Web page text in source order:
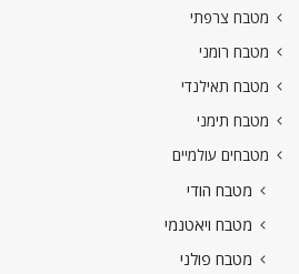
מטבח צרפתי
מטבח רומני
מטבח תאילנדי
מטבח תימני
מטבחים עולמיים
מטבח הודי
מטבח ויאטנמי
מטבח פולני